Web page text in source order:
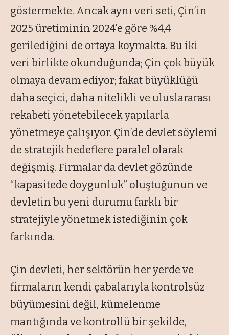
göstermekte. Ancak aynı veri seti, Çin’in
2025 üretiminin 2024’e göre %4,4
gerilediğini de ortaya koymakta. Bu iki
veri birlikte okunduğunda; Çin çok büyük
olmaya devam ediyor; fakat büyüklüğü
daha seçici, daha nitelikli ve uluslararası
rekabeti yönetebilecek yapılarla
yönetmeye çalışıyor. Çin’de devlet söylemi
de stratejik hedeflere paralel olarak
değişmiş. Firmalar da devlet gözünde
“kapasitede doygunluk” oluştuğunun ve
devletin bu yeni durumu farklı bir
stratejiyle yönetmek istediğinin çok
farkında.
Çin devleti, her sektörün her yerde ve
firmaların kendi çabalarıyla kontrolsüz
büyümesini değil, kümelenme
mantığında ve kontrollü bir şekilde,